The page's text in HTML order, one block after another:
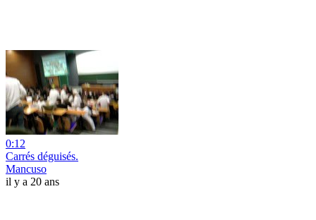
0:12
Carrés déguisés.
Mancuso
il y a 20 ans